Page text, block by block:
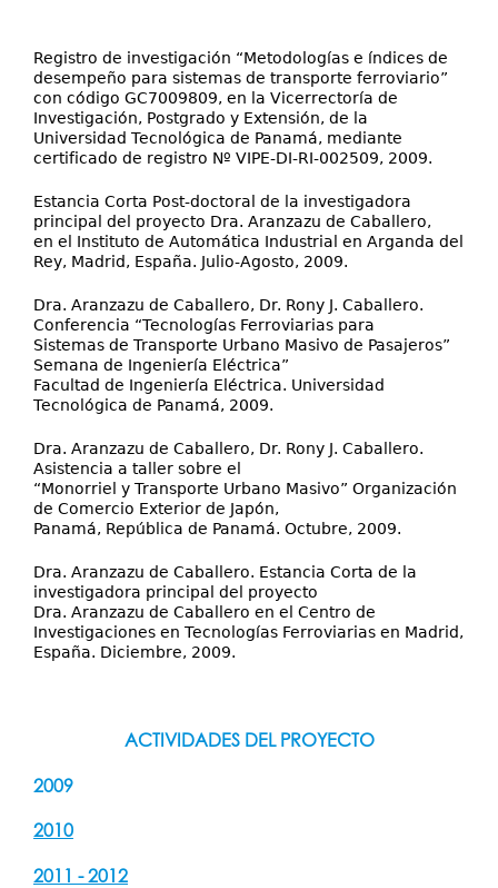
Registro de investigación “Metodologías e índices de
desempeño para sistemas de transporte ferroviario”
con código GC7009809, en la Vicerrectoría de
Investigación, Postgrado y Extensión, de la
Universidad Tecnológica de Panamá, mediante
certificado de registro Nº VIPE-DI-RI-002509, 2009.
Estancia Corta Post-doctoral de la investigadora
principal del proyecto Dra. Aranzazu de Caballero,
en el Instituto de Automática Industrial en Arganda del
Rey, Madrid, España. Julio-Agosto, 2009.
Dra. Aranzazu de Caballero, Dr. Rony J. Caballero.
Conferencia “Tecnologías Ferroviarias para
Sistemas de Transporte Urbano Masivo de Pasajeros”
Semana de Ingeniería Eléctrica”
Facultad de Ingeniería Eléctrica. Universidad
Tecnológica de Panamá, 2009.
Dra. Aranzazu de Caballero, Dr. Rony J. Caballero.
Asistencia a taller sobre el
“Monorriel y Transporte Urbano Masivo” Organización
de Comercio Exterior de Japón,
Panamá, República de Panamá. Octubre, 2009.
Dra. Aranzazu de Caballero. Estancia Corta de la
investigadora principal del proyecto
Dra. Aranzazu de Caballero en el Centro de
Investigaciones en Tecnologías Ferroviarias en Madrid,
España. Diciembre, 2009.
ACTIVIDADES DEL PROYECTO
2009
2010
2011 - 2012